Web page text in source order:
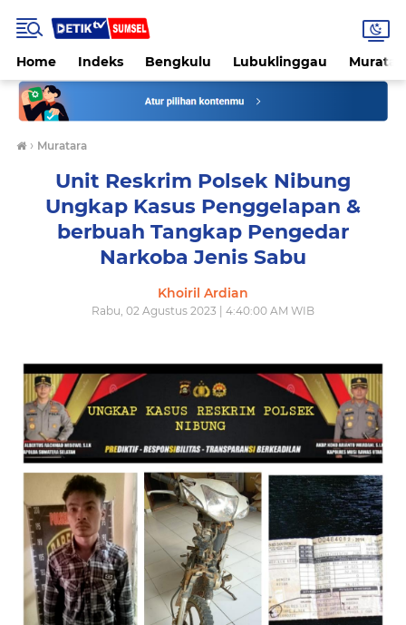
Home Indeks Bengkulu Lubuklinggau
› Muratara
Unit Reskrim Polsek Nibung
Ungkap Kasus Penggelapan &
berbuah Tangkap Pengedar
Narkoba Jenis Sabu
Khoiril Ardian
Rabu, 02 Agustus 2023 | 4:40:00 AM WIB